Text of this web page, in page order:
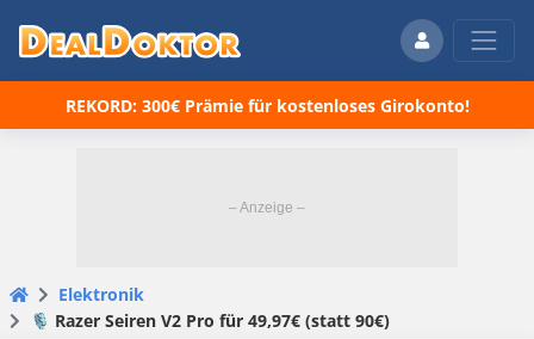
REKORD: 300€ Prämie für kostenloses Girokonto!
Elektronik
🎙️ Razer Seiren V2 Pro für 49,97€ (statt 90€)